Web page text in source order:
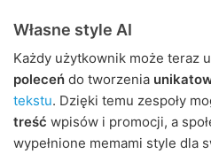
Własne style AI
Każdy użytkownik może teraz
poleceń do tworzenia
tekstu. Dzięki temu zespoły
treść wpisów i promocji, a
wypełnione memami style dla